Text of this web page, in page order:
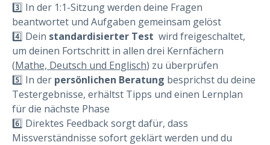
3️⃣ In der 1:1-Sitzung werden deine Fragen
beantwortet und Aufgaben gemeinsam gelöst
4️⃣ Dein standardisierter Test wird freigeschaltet,
um deinen Fortschritt in allen drei Kernfächern
(Mathe, Deutsch und Englisch) zu überprüfen
5️⃣ In der persönlichen Beratung besprichst du deine
Testergebnisse, erhältst Tipps und einen Lernplan
für die nächste Phase
6️⃣ Direktes Feedback sorgt dafür, dass
Missverständnisse sofort geklärt werden und du